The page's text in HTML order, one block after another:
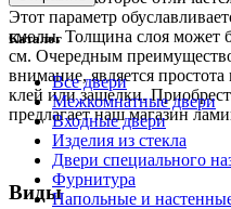
Этот параметр
смолы. Толщина слоя может
см. Очередным
внимание, является
клей или защелки.
предлагает наш магазин
Виды
Каталог
Все двери
Межкомнатные двери
Входные двери
Изделия из стекла
Двери специального
Фурнитура
Напольные и